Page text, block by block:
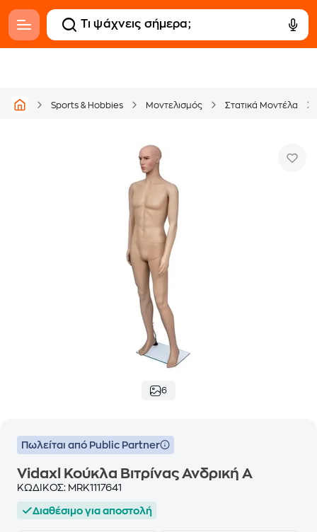
Sports & Hobbies Μοντελισμός Στατικά Μοντέλα
6
Πωλείται από Public Partner
Vidaxl Κούκλα Βιτρίνας Ανδρική Α
ΚΩΔΙΚΟΣ: MRK1117641
Διαθέσιμο για αποστολή